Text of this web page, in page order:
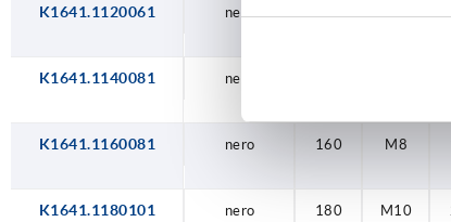
K1641.1120061 nero
K1641.1140081 nero
K1641.1160081 nero 160 M8
K1641.1180101 nero 180 M10